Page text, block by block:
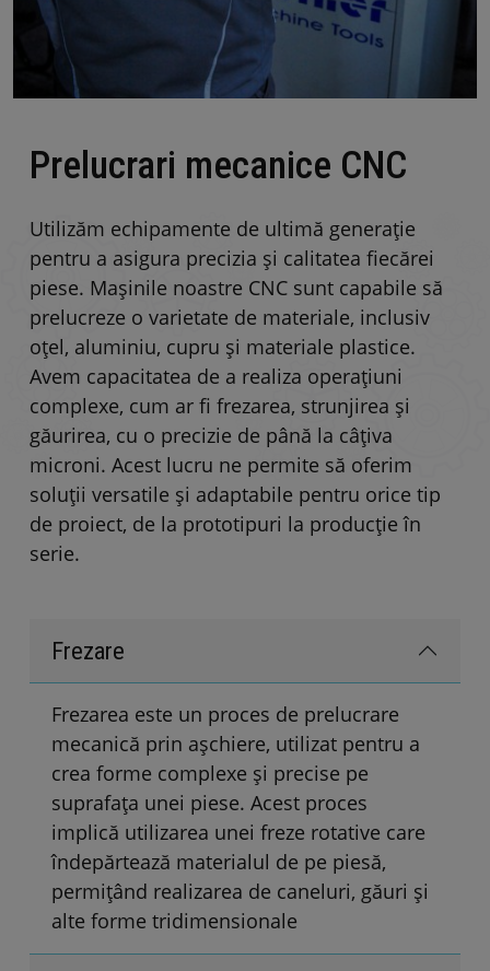
Prelucrari mecanice CNC
Utilizăm echipamente de ultimă generație
pentru a asigura precizia și calitatea fiecărei
piese. Mașinile noastre CNC sunt capabile să
prelucreze o varietate de materiale, inclusiv
oțel, aluminiu, cupru și materiale plastice.
Avem capacitatea de a realiza operațiuni
complexe, cum ar fi frezarea, strunjirea și
găurirea, cu o precizie de până la câțiva
microni. Acest lucru ne permite să oferim
soluții versatile și adaptabile pentru orice tip
de proiect, de la prototipuri la producție în
serie.
Frezare
Frezarea este un proces de prelucrare
mecanică prin așchiere, utilizat pentru a
crea forme complexe și precise pe
suprafața unei piese. Acest proces
implică utilizarea unei freze rotative care
îndepărtează materialul de pe piesă,
permițând realizarea de caneluri, găuri și
alte forme tridimensionale